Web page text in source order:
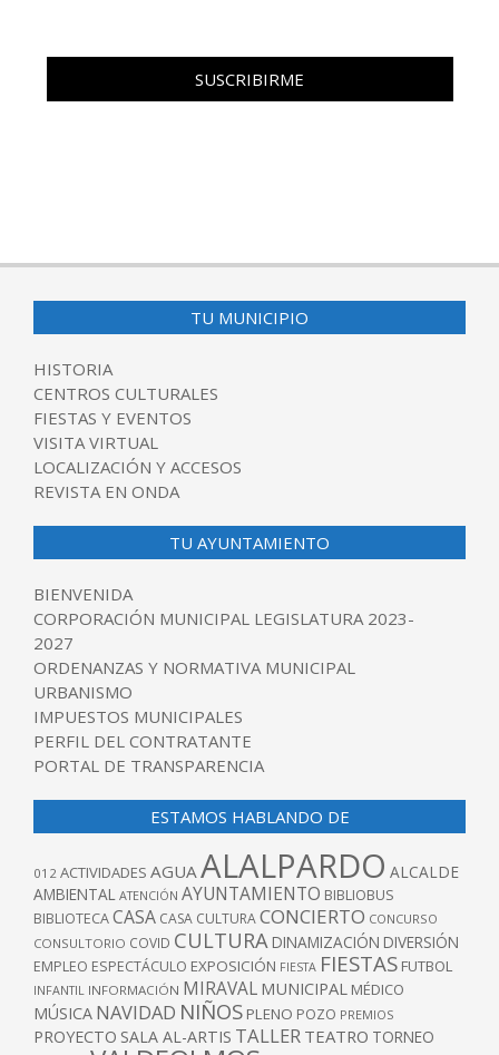
TU MUNICIPIO
HISTORIA
CENTROS CULTURALES
FIESTAS Y EVENTOS
VISITA VIRTUAL
LOCALIZACIÓN Y ACCESOS
REVISTA EN ONDA
TU AYUNTAMIENTO
BIENVENIDA
CORPORACIÓN MUNICIPAL LEGISLATURA 2023-
2027
ORDENANZAS Y NORMATIVA MUNICIPAL
URBANISMO
IMPUESTOS MUNICIPALES
PERFIL DEL CONTRATANTE
PORTAL DE TRANSPARENCIA
ESTAMOS HABLANDO DE
012 ACTIVIDADES AGUAALALPARDO ALCALDE
AMBIENTAL ATENCIÓN AYUNTAMIENTO BIBLIOBUS
BIBLIOTECACASA CASA CULTURACONCIERTO CONCURSO
CONSULTORIO COVID CULTURA DINAMIZACIÓN DIVERSIÓN
EMPLEO ESPECTÁCULO EXPOSICIÓN FIESTA FIESTAS FUTBOL
INFANTIL INFORMACIÓN MIRAVAL MUNICIPAL MÉDICO
MÚSICA NAVIDAD NIÑOS PLENO POZO PREMIOS
PROYECTO SALA AL-ARTIS TALLER TEATRO TORNEO